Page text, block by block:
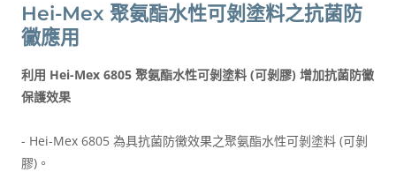
Hei-Mex 聚氨酯水性可剝塗料之抗菌防
黴應用
利用 Hei-Mex 6805 聚氨酯水性可剝塗料 (可剝膠) 增加抗菌防黴
保護效果
- Hei-Mex 6805 為具抗菌防黴效果之聚氨酯水性可剝塗料 (可剝
膠)。